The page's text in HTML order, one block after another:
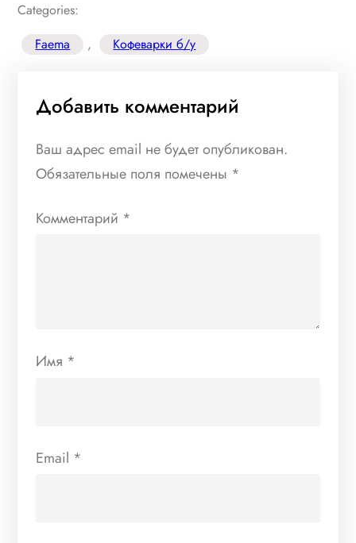
Categories:
Faema
, Кофеварки б/у
Добавить комментарий
Ваш адрес email не будет опубликован.
Обязательные поля помечены *
Комментарий *
Имя *
Email *